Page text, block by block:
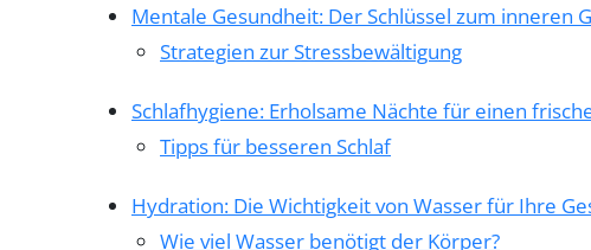
Mentale Gesundheit: Der Schlüssel zum inneren
Strategien zur Stressbewältigung
Schlafhygiene: Erholsame Nächte für einen
Tipps für besseren Schlaf
Hydration: Die Wichtigkeit von Wasser für Ihre
Wie viel Wasser benötigt der Körper?